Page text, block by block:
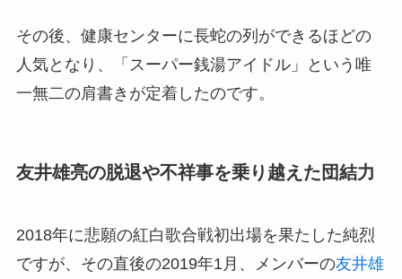
その後、健康センターに長蛇の列ができるほどの
人気となり、「スーパー銭湯アイドル」という唯
一無二の肩書きが定着したのです。
友井雄亮の脱退や不祥事を乗り越えた団結力
2018年に悲願の紅白歌合戦初出場を果たした純烈
ですが、その直後の2019年1月、メンバーの友井雄